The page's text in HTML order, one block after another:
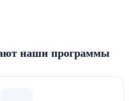
наши программы